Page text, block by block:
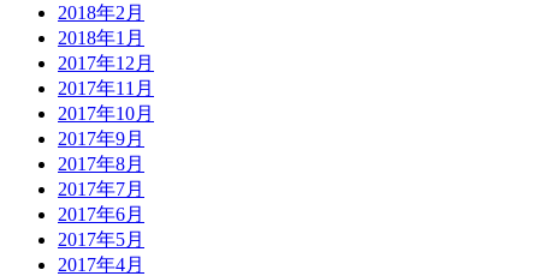
2018年2月
2018年1月
2017年12月
2017年11月
2017年10月
2017年9月
2017年8月
2017年7月
2017年6月
2017年5月
2017年4月